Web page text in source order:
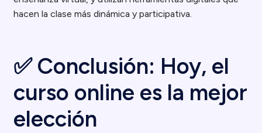
hacen la clase más dinámica y participativa.
✅ Conclusión: Hoy, el
curso online es la mejor
elección